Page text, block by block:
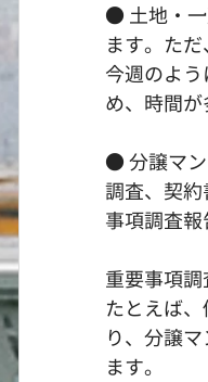
● 土地・
ます。た
今週のよ
め、時間が
● 分譲マ
調査、契
事項調査報
重要事項
たとえば
り、分譲
ます。